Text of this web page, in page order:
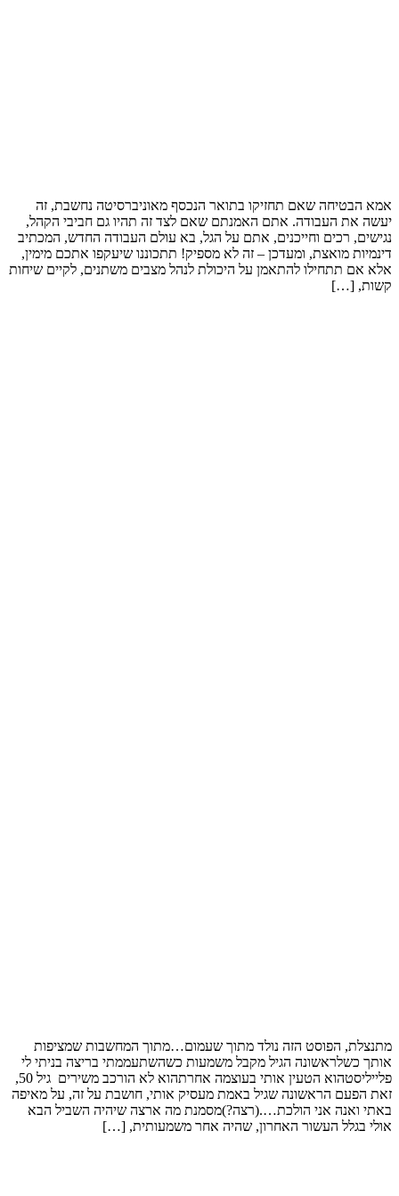
אמא הבטיחה שאם תחזיקו בתואר הנכסף מאוניברסיטה נחשבת, זה
יעשה את העבודה. אתם האמנתם שאם לצד זה תהיו גם חביבי הקהל,
נגישים, רכים וחייכנים, אתם על הגל, בא עולם העבודה החדש, המכתיב
דינמיות מואצת, ומעדכן – זה לא מספיק! תתכוננו שיעקפו אתכם מימין,
אלא אם תתחילו להתאמן על היכולת לנהל מצבים משתנים, לקיים שיחות
קשות, […]
מתנצלת, הפוסט הזה נולד מתוך שעמום…מתוך המחשבות שמציפות
אותך כשלראשונה הגיל מקבל משמעות כשהשתעממתי בריצה בניתי לי
פלייליסטהוא הטעין אותי בעוצמה אחרתהוא לא הורכב משירים גיל 50,
זאת הפעם הראשונה שגיל באמת מעסיק אותי, חושבת על זה, על מאיפה
באתי ואנה אני הולכת….(רצה?)מסמנת מה ארצה שיהיה השביל הבא
אולי בגלל העשור האחרון, שהיה אחר משמעותית, […]